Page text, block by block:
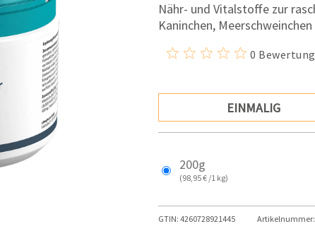
Nähr- und Vitalstoffe zur
Kaninchen,
0
EINMALIG
200g
(98,95 € /1 kg)
GTIN: 4260728921445 Artikelnummer: